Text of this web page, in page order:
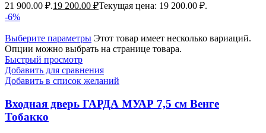
21 900.00 ₽.19 200.00 ₽Текущая цена: 19 200.00 ₽.
-6%
Выберите параметры Этот товар имеет несколько вариаций.
Опции можно выбрать на странице товара.
Быстрый просмотр
Добавить для сравнения
Добавить в список желаний
Входная дверь ГАРДА МУАР 7,5 см Венге
Тобакко